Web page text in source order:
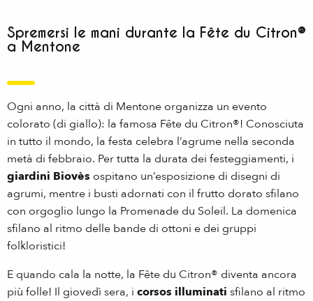
Spremersi le mani durante la Fête du Citron®
a Mentone
Ogni anno, la città di Mentone organizza un evento
colorato (di giallo): la famosa Fête du Citron®! Conosciuta
in tutto il mondo, la festa celebra l’agrume nella seconda
metà di febbraio. Per tutta la durata dei festeggiamenti, i
giardini Biovès ospitano un’esposizione di disegni di
agrumi, mentre i busti adornati con il frutto dorato sfilano
con orgoglio lungo la Promenade du Soleil. La domenica
sfilano al ritmo delle bande di ottoni e dei gruppi
folkloristici!
E quando cala la notte, la Fête du Citron® diventa ancora
più folle! Il giovedì sera, i corsos illuminati sfilano al ritmo